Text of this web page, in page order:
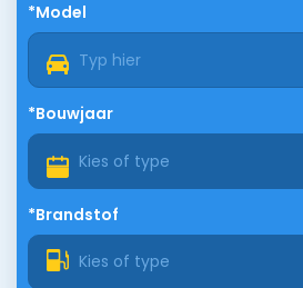
*Model
*Bouwjaar
*Brandstof
Kies of type